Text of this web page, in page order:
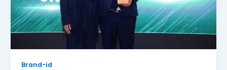
Brand-id
Afiliasi
IB
Terbaik”